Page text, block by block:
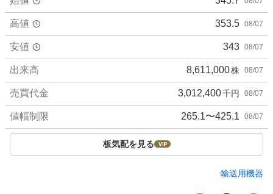
高値 353.5 08/07
安値 343 08/07
出来高 8,611,000株 08/07
売買代金 3,012,400千円 08/07
値幅制限 265.1〜425.1 08/07
板気配を見る
輸送用機器